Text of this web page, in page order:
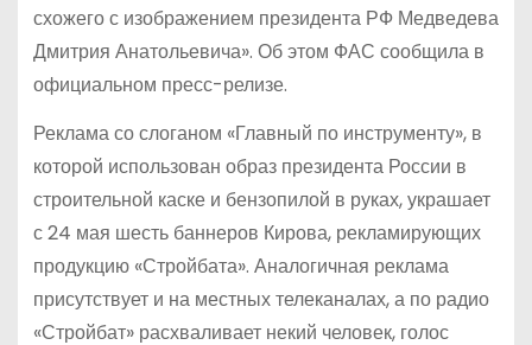
схожего с изображением президента РФ Медведева
Дмитрия Анатольевича». Об этом ФАС сообщила в
официальном пресс-релизе.
Реклама со слоганом «Главный по инструменту», в
которой использован образ президента России в
строительной каске и бензопилой в руках, украшает
с 24 мая шесть баннеров Кирова, рекламирующих
продукцию «Стройбата». Аналогичная реклама
присутствует и на местных телеканалах, а по радио
«Стройбат» расхваливает некий человек, голос